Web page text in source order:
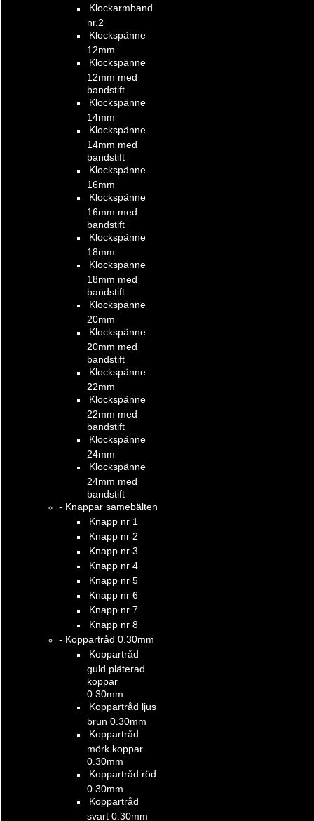
Klockarmband
nr.2
Klockspänne
12mm
Klockspänne
12mm med
bandstift
Klockspänne
14mm
Klockspänne
14mm med
bandstift
Klockspänne
16mm
Klockspänne
16mm med
bandstift
Klockspänne
18mm
Klockspänne
18mm med
bandstift
Klockspänne
20mm
Klockspänne
20mm med
bandstift
Klockspänne
22mm
Klockspänne
22mm med
bandstift
Klockspänne
24mm
Klockspänne
24mm med
bandstift
- Knappar samebälten
Knapp nr 1
Knapp nr 2
Knapp nr 3
Knapp nr 4
Knapp nr 5
Knapp nr 6
Knapp nr 7
Knapp nr 8
- Koppartråd 0.30mm
Koppartråd
guld pläterad
koppar
0.30mm
Koppartråd ljus
brun 0.30mm
Koppartråd
mörk koppar
0.30mm
Koppartråd röd
0.30mm
Koppartråd
svart 0.30mm